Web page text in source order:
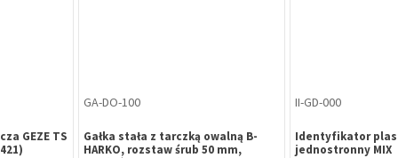
GRANIT-1
PR-KR-101
Podpórka drzwiowa duża
malowana brąz 300
WK-LE-042
Wkładka
DRAGON XT 35/40